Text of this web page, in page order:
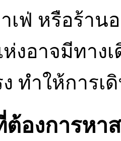
เฟ่ หรือร้าน
งอาจมีทาง
ง ทำให้การ
องการหา